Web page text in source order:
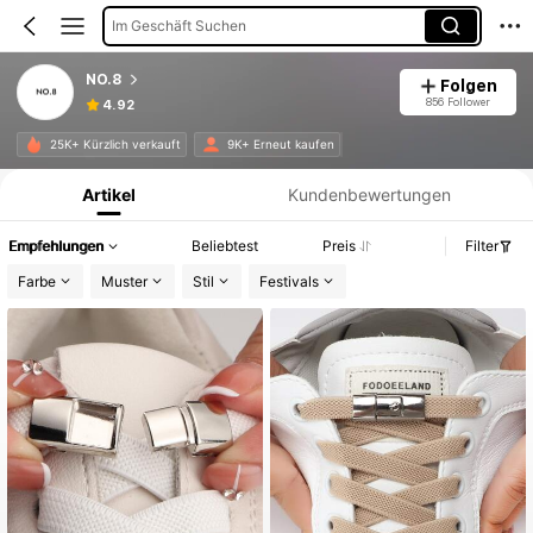
Im Geschäft Suchen
NO.8
4.92
Folgen
856 Follower
25K+ Kürzlich verkauft 9K+ Erneut kaufen
Produktinformation: Preisangabe, Verkaufs- und Lagerbestandsdetails.
Artikel Kundenbewertungen
Empfehlungen Beliebtest Preis
Filter
Farbe
Muster Stil Festivals